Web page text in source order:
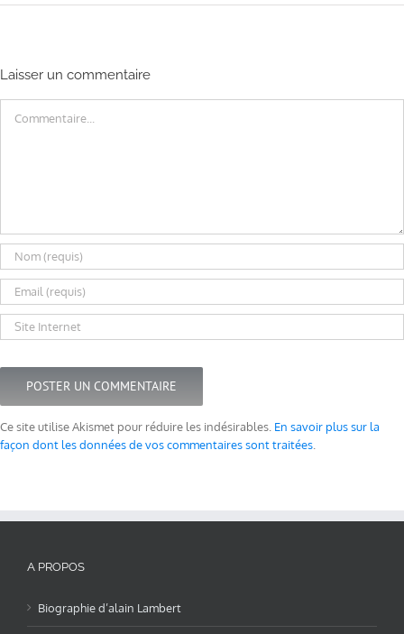
Laisser un commentaire
Ce site utilise Akismet pour réduire les indésirables. En savoir plus sur la
façon dont les données de vos commentaires sont traitées
A PROPOS
Biographie d’alain Lambert